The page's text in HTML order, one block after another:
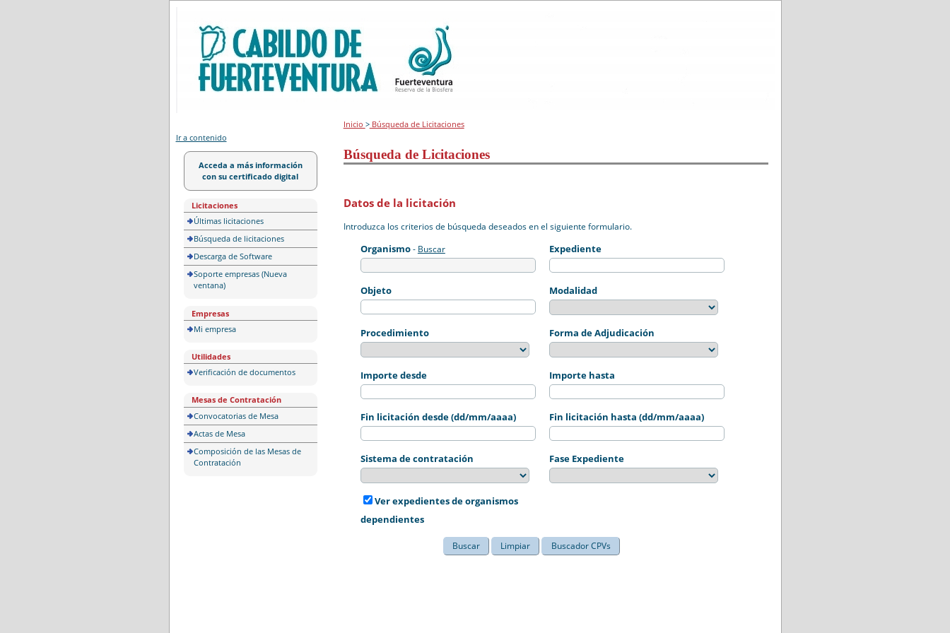
Ir a contenido
Acceda a más información
con su certificado digital
Licitaciones
Últimas licitaciones
Búsqueda de licitaciones
Descarga de Software
Soporte empresas (Nueva
ventana)
Empresas
Mi empresa
Utilidades
Verificación de documentos
Mesas de Contratación
Convocatorias de Mesa
Actas de Mesa
Composición de las Mesas de
Contratación
Inicio >Búsqueda de Licitaciones
Búsqueda de Licitaciones
Introduzca los criterios de búsqueda deseados en el siguiente formulario.
Datos de la licitación
Organismo- Buscar Expediente
Objeto Modalidad
Procedimiento Forma de Adjudicación
Importe desde Importe hasta
Fin licitación desde (dd/mm/aaaa) Fin licitación hasta (dd/mm/aaaa)
Sistema de contratación Fase Expediente
Ver expedientes de organismos
dependientes